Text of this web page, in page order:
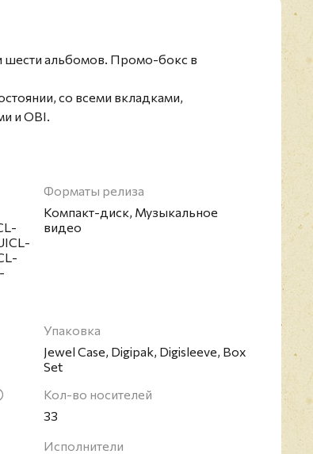
шести альбомов. Промо-бокс в
со всеми вкладками,
и OBI.
Форматы релиза
Компакт-диск, Музыкальное
видео
Упаковка
Jewel Case, Digipak, Digisleeve, Box
Set
Кол-во носителей
33
Исполнители